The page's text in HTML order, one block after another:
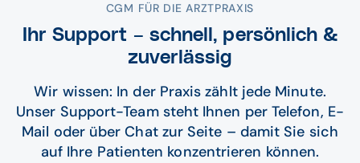
CGM FÜR DIE ARZTPRAXIS
Ihr Support – schnell, persönlich &
zuverlässig
Wir wissen: In der Praxis zählt jede Minute.
Unser Support-Team steht Ihnen per Telefon, E-
Mail oder über Chat zur Seite – damit Sie sich
auf Ihre Patienten konzentrieren können.